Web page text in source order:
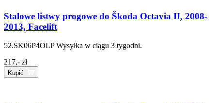
Stalowe listwy progowe do Škoda Octavia II, 2008-
2013, Facelift
52.SK06P4OLP Wysyłka w ciągu 3 tygodni.
217,- zł
Kupić